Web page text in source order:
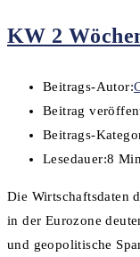
KW 2
Beitrags-Autor:
Beitrag
Beitrags-
Lesedauer:8
Die Wirtschaftsdaten
in der Eurozone
und geopolitische